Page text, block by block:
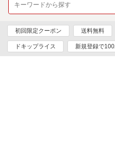
初回限定クーポン 送料無料
ドキップライス 新規登録で100